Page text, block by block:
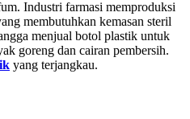
Industri farmasi memproduksi
membutuhkan kemasan steril
menjual botol plastik untuk
goreng dan cairan pembersih.
yang terjangkau.